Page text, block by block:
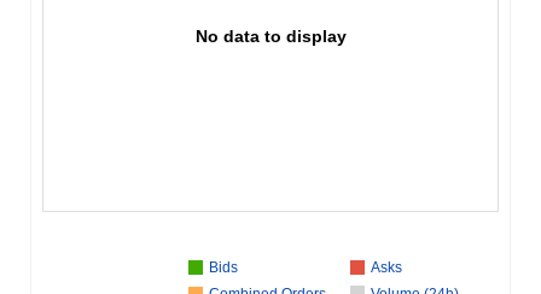
No data to display
Bids
Asks